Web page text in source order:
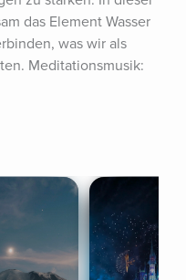
das Element Wasser
was wir als
Meditationsmusik: